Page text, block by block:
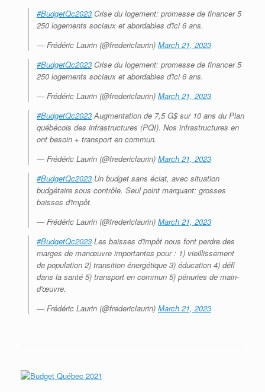
#BudgetQc2023 Crise du logement: promesse de financer 5
250 logements sociaux et abordables d'ici 6 ans.
— Frédéric Laurin (@fredericlaurin) March 21, 2023
#BudgetQc2023 Crise du logement: promesse de financer 5
250 logements sociaux et abordables d'ici 6 ans.
— Frédéric Laurin (@fredericlaurin) March 21, 2023
#BudgetQc2023 Augmentation de 7,5 G$ sur 10 ans du Plan
québécois des infrastructures (PQI). Nos infrastructures en
ont besoin + transport en commun.
— Frédéric Laurin (@fredericlaurin) March 21, 2023
#BudgetQc2023 Un budget sans éclat, avec situation
budgétaire sous contrôle. Seul point marquant: grosses
baisses d'impôt.
— Frédéric Laurin (@fredericlaurin) March 21, 2023
#BudgetQc2023 Les baisses d'impôt nous font perdre des
marges de manœuvre importantes pour : 1) vieillissement
de population 2) transition énergétique 3) éducation 4) défi
dans la santé 5) transport en commun 5) pénuries de main-
d'œuvre.
— Frédéric Laurin (@fredericlaurin) March 21, 2023